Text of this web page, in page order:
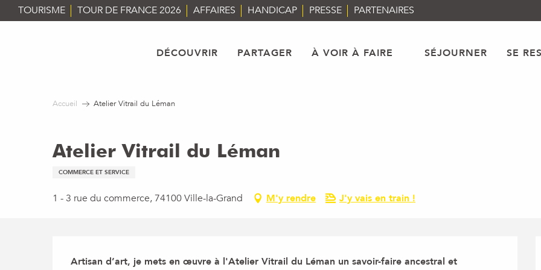
Aller
au
TOURISME TOUR DE FRANCE 2026 AFFAIRES HANDICAP PRESSE PARTENAIRES
DÉCOUVRIR PARTAGER À VOIR À FAIRE SÉJOURNER SE
Accueil Atelier Vitrail du Léman
Atelier Vitrail du Léman
COMMERCE ET SERVICE
1 - 3 rue du commerce, 74100 Ville-la-Grand M'y rendre J'y vais en train !
Description
Artisan d’art, je mets en œuvre à l'Atelier Vitrail du Léman un savoir-faire ancestral et